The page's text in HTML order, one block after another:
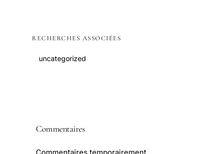
RECHERCHES ASSOCIÉES
uncategorized
Commentaires